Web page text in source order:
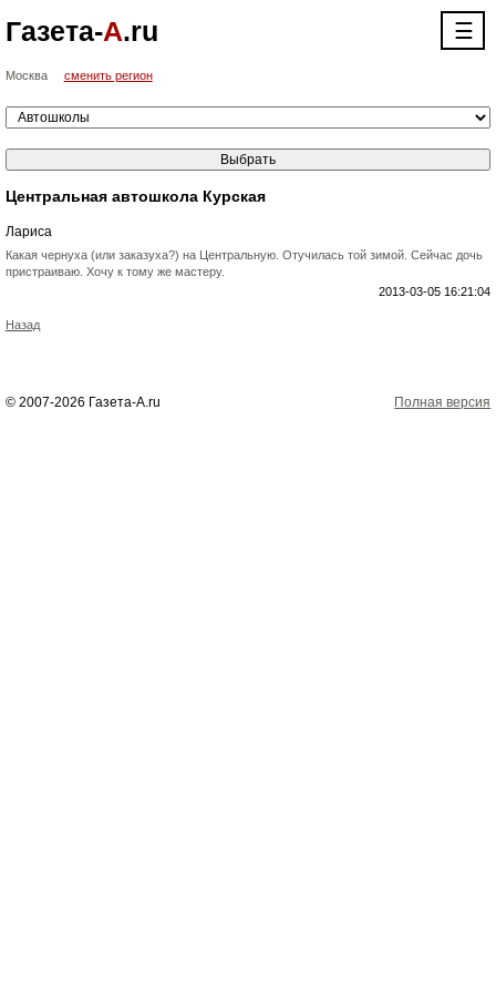
Газета-А.ru ☰
Москва сменить регион
Центральная автошкола Курская
Лариса
Какая чернуха (или заказуха?) на Центральную. Отучилась той зимой. Сейчас дочь
пристраиваю. Хочу к тому же мастеру.
2013-03-05 16:21:04
Назад
© 2007-2026 Газета-А.ru Полная версия